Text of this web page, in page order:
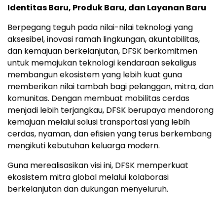
Identitas Baru, Produk Baru, dan Layanan Baru
Berpegang teguh pada nilai-nilai teknologi yang
aksesibel, inovasi ramah lingkungan, akuntabilitas,
dan kemajuan berkelanjutan, DFSK berkomitmen
untuk memajukan teknologi kendaraan sekaligus
membangun ekosistem yang lebih kuat guna
memberikan nilai tambah bagi pelanggan, mitra, dan
komunitas. Dengan membuat mobilitas cerdas
menjadi lebih terjangkau, DFSK berupaya mendorong
kemajuan melalui solusi transportasi yang lebih
cerdas, nyaman, dan efisien yang terus berkembang
mengikuti kebutuhan keluarga modern.
Guna merealisasikan visi ini, DFSK memperkuat
ekosistem mitra global melalui kolaborasi
berkelanjutan dan dukungan menyeluruh.